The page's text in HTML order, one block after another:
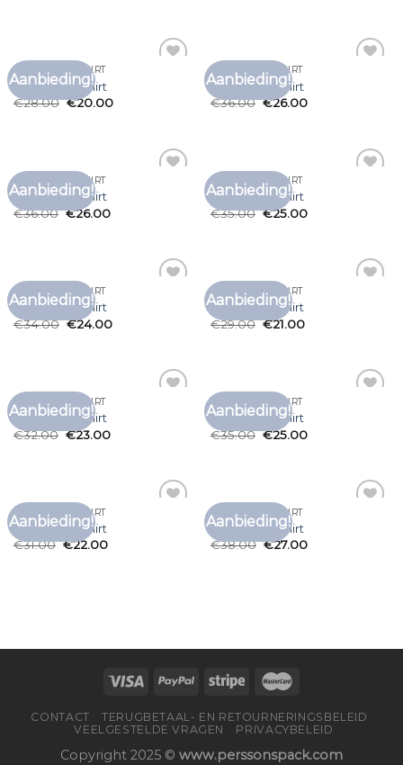
Aanbieding!
VOEDINGS T SHIRT
voedings t shirt
€28.00 €20.00
Aanbieding!
VOEDINGS T SHIRT
voedings t shirt
€36.00 €26.00
Aanbieding!
VOEDINGS T SHIRT
voedings t shirt
€36.00 €26.00
Aanbieding!
VOEDINGS T SHIRT
voedings t shirt
€35.00 €25.00
Aanbieding!
VOEDINGS T SHIRT
voedings t shirt
€34.00 €24.00
Aanbieding!
VOEDINGS T SHIRT
voedings t shirt
€29.00 €21.00
Aanbieding!
VOEDINGS T SHIRT
voedings t shirt
€32.00 €23.00
Aanbieding!
VOEDINGS T SHIRT
voedings t shirt
€35.00 €25.00
Aanbieding!
VOEDINGS T SHIRT
voedings t shirt
€31.00 €22.00
Aanbieding!
VOEDINGS T SHIRT
voedings t shirt
€38.00 €27.00
CONTACT
TERUGBETAAL- EN RETOURNERINGSBELEID
VEELGESTELDE VRAGEN
PRIVACYBELEID
Copyright 2025 © www.perssonspack.com